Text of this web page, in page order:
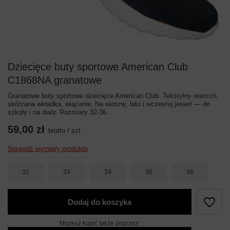
Dziecięce buty sportowe American Club
C1868NA granatowe
Granatowe buty sportowe dziecięce American Club. Tekstylny wierzch,
skórzana wkładka, wiązanie. Na wiosnę, lato i wczesną jesień — do
szkoły i na dwór. Rozmiary 32-36.
59,00 zł brutto / szt.
Sprawdź wymiary produktu
32 33 34 35 36
Dodaj do koszyka
Możesz kupić także poprzez: